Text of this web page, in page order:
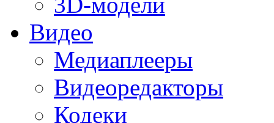
Видео
Медиаплееры
Видеоредакторы
Кодеки